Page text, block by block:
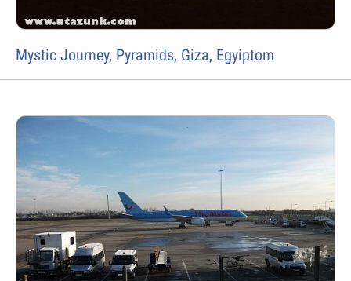
Mystic Journey, Pyramids, Giza, Egyiptom